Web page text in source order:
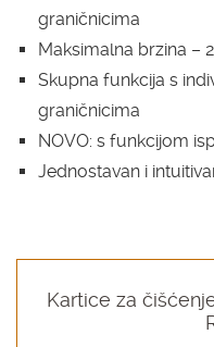
graničnicima
Maksimalna brzina –
Skupna funkcija s
graničnicima
NOVO: s funkcijom
Jednostavan i
Kartice za